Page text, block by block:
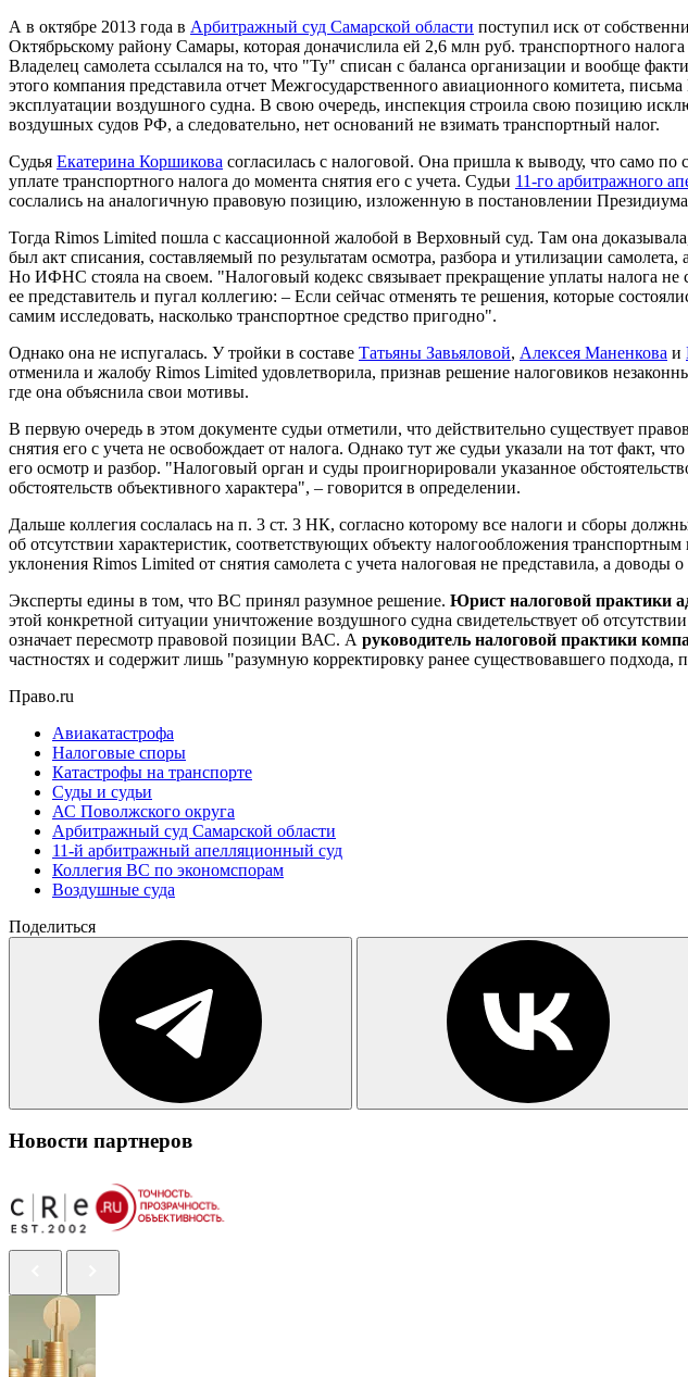
А в октябре 2013 года в Арбитражный суд Самарской области поступил иск от
Октябрьскому району Самары, которая доначислила ей 2,6 млн руб. транспортного
Владелец самолета ссылался на то, что "Ту" списан с баланса организации и вообще
этого компания представила отчет Межгосударственного авиационного комитета,
эксплуатации воздушного судна. В свою очередь, инспекция строила свою позицию
воздушных судов РФ, а следовательно, нет оснований не взимать транспортный налог.
Судья Екатерина Коршикова согласилась с налоговой. Она пришла к выводу, что само по
уплате транспортного налога до момента снятия его с учета. Судьи 11-го арбитражного
сослались на аналогичную правовую позицию, изложенную в постановлении Президиума
Тогда Rimos Limited пошла с кассационной жалобой в Верховный суд. Там она
был акт списания, составляемый по результатам осмотра, разбора и утилизации
Но ИФНС стояла на своем. "Налоговый кодекс связывает прекращение уплаты налога не
ее представитель и пугал коллегию: – Если сейчас отменять те решения, которые
самим исследовать, насколько транспортное средство пригодно".
Однако она не испугалась. У тройки в составе Татьяны Завьяловой, Алексея Маненкова и
отменила и жалобу Rimos Limited удовлетворила, признав решение налоговиков
где она объяснила свои мотивы.
В первую очередь в этом документе судьи отметили, что действительно существует
снятия его с учета не освобождает от налога. Однако тут же судьи указали на тот факт,
его осмотр и разбор. "Налоговый орган и суды проигнорировали указанное
обстоятельств объективного характера", – говорится в определении.
Дальше коллегия сослалась на п. 3 ст. 3 НК, согласно которому все налоги и сборы
об отсутствии характеристик, соответствующих объекту налогообложения
уклонения Rimos Limited от снятия самолета с учета налоговая не представила, а доводы
Эксперты едины в том, что ВС принял разумное решение. Юрист налоговой практики
этой конкретной ситуации уничтожение воздушного судна свидетельствует об
означает пересмотр правовой позиции ВАС. А руководитель налоговой практики
частностях и содержит лишь "разумную корректировку ранее существовавшего
Право.ru
Авиакатастрофа
Налоговые споры
Катастрофы на транспорте
Суды и судьи
АС Поволжского округа
Арбитражный суд Самарской области
11-й арбитражный апелляционный суд
Коллегия ВС по экономспорам
Воздушные суда
Поделиться
Новости партнеров